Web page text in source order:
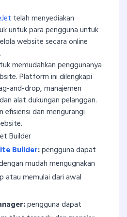
telah menyediakan
untuk para pengguna untuk
website secara online
memudahkan penggunanya
Platform ini dilengkapi
and-drop, manajemen
alat dukungan pelanggan.
efisiensi dan mengurangi
Builder
Builder:pengguna dapat
mudah mengugnakan
atau memulai dari awal
pengguna dapat